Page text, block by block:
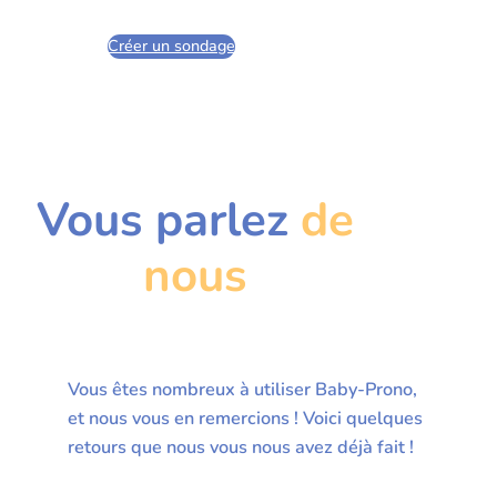
Créer un sondage
Vous parlez de
nous
Vous êtes nombreux à utiliser Baby-Prono,
et nous vous en remercions ! Voici quelques
retours que nous vous nous avez déjà fait !